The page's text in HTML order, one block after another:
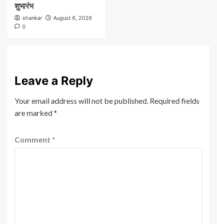
शुभारंभ
shankar
August 6, 2026
0
Leave a Reply
Your email address will not be published. Required fields
are marked*
Comment *